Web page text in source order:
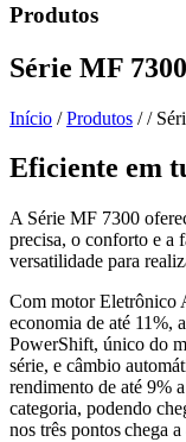
Produtos
Série MF
Início / Produtos / /
Eficiente em
A Série MF 7300
precisa, o conforto e a
versatilidade para
Com motor Eletrônico
economia de até 11%,
PowerShift, único do
série, e câmbio
rendimento de até 9%
categoria, podendo
nos três pontos chega